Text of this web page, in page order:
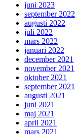
juni 2023
september 2022
augusti 2022
juli 2022
mars 2022
januari 2022
december 2021
november 2021
oktober 2021
september 2021
augusti 2021
juni 2021
maj 2021
april 2021
mars 2021